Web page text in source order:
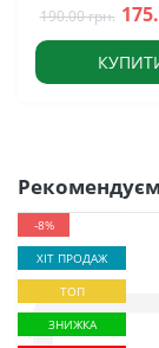
190.00 грн.
-8%
ХІТ ПРОДАЖ
ТОП
ЗНИЖКА